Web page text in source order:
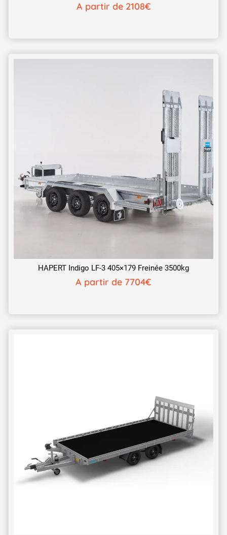
A partir de 2108€
HAPERT Indigo LF-3 405×179 Freinée 3500kg
A partir de 7704€